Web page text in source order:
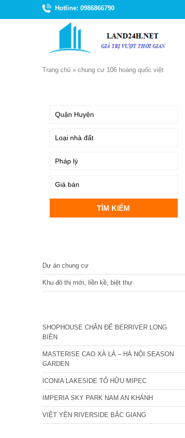
Hotline: 0986866790
Trang chủ » chung cư 106 hoàng quốc việt
Dự án chung cư
Khu đô thị mới, liền kề, biệt thự
SHOPHOUSE CHÂN ĐẾ BERRIVER LONG
BIÊN
MASTERISE CAO XÀ LÁ – HÀ NỘI SEASON
GARDEN
ICONIA LAKESIDE TỐ HỮU MIPEC
IMPERIA SKY PARK NAM AN KHÁNH
VIỆT YÊN RIVERSIDE BẮC GIANG